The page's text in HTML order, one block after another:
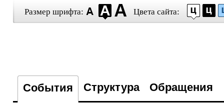
Размер шрифта: Цвета сайта:
События Структура Обращения